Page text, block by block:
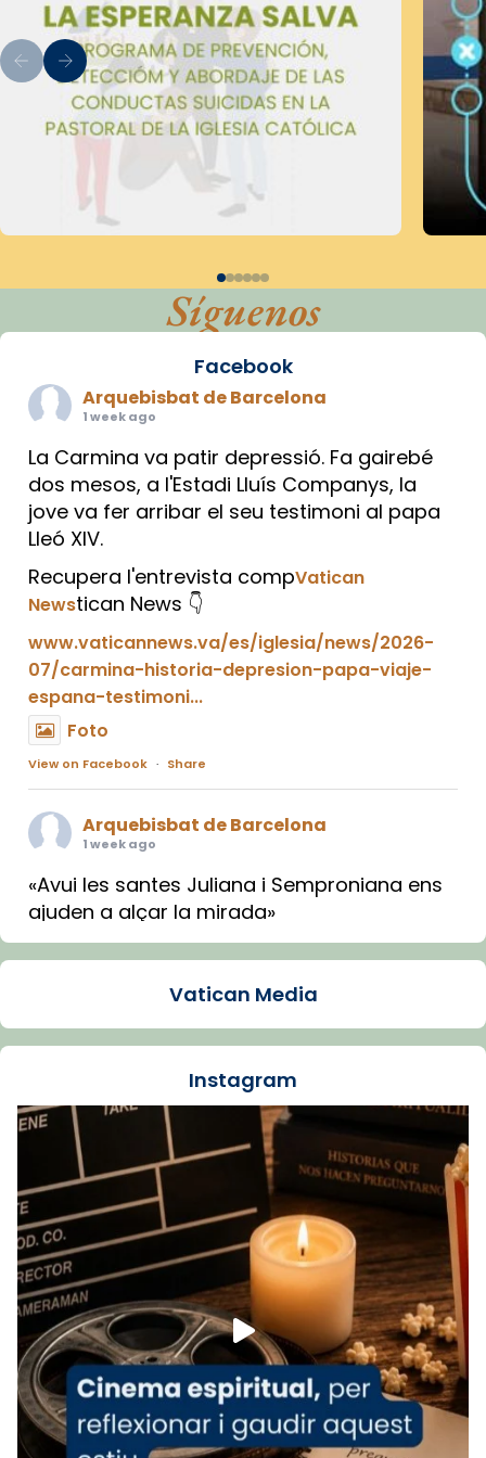
Síguenos
Facebook
Arquebisbat de Barcelona
1 week ago
La Carmina va patir depressió. Fa gairebé
dos mesos, a l'Estadi Lluís Companys, la
jove va fer arribar el seu testimoni al papa
Lleó XIV.
Recupera l'entrevista compVatican
Newstican News 👇
www.vaticannews.va/es/iglesia/news/2026-
07/carmina-historia-depresion-papa-viaje-
espana-testimoni...
Foto
View on Facebook · Share
Arquebisbat de Barcelona
1 week ago
«Avui les santes Juliana i Semproniana ens
ajuden a alçar la mirada»
Mons. Sergi Gordo, bisbe de Tortosa, ha
Santes de Mataró.
🔗tinyurl.com/cvu5jmbk
Foto
View on Facebook Share
Arquebisbat de Barcelonais at Catedral
de Barcelona.
1 week ago
Aquest dilluns, 27 de juliol, ha tingut lloc la
missa d’acció de gràcies en agraïment al
comitè organitzador de la visita apostòlica
del Sant Pare Lleó XIV a Barcelona, i als
col·laboradors, a la Catedral de Barcelona.
L’arquebisbe de Barcelona, el cardenal Joan
Vatican Media
Instagram